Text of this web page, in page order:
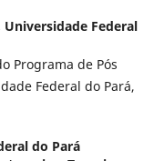
Universidade Federal
Programa de Pós
Federal do Pará,
do Pará